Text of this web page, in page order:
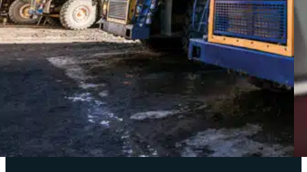
Acceso Clientes
SOLUCIONES
Soluciones de inventario
Soluciones empresariales
Soluciones para la cadena de suministro
Etiquetado de activos
Soluciones para el sector minorista